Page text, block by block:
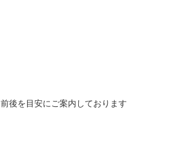
後を目安にご案内しております